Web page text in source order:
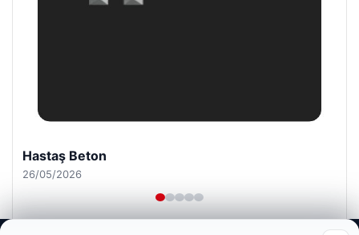
Enes Kaplan Avukatlık Bürosu
28/04/2026